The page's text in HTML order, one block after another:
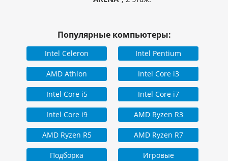
Популярные компьютеры:
Intel Celeron Intel Pentium
AMD Athlon Intel Core i3
Intel Core i5 Intel Core i7
Intel Core i9 AMD Ryzen R3
AMD Ryzen R5 AMD Ryzen R7
Подборка Игровые